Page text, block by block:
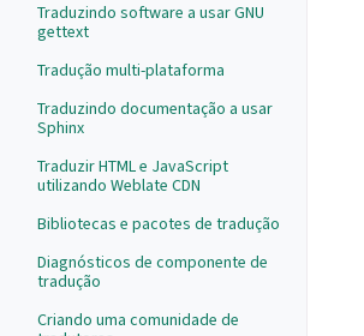
Traduzindo software a usar GNU
gettext
Tradução multi-plataforma
Traduzindo documentação a usar
Sphinx
Traduzir HTML e JavaScript
utilizando Weblate CDN
Bibliotecas e pacotes de tradução
Diagnósticos de componente de
tradução
Criando uma comunidade de